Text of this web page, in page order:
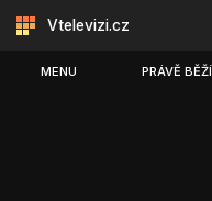
Vtelevizi.cz
MENU PRÁVĚ BĚŽÍ